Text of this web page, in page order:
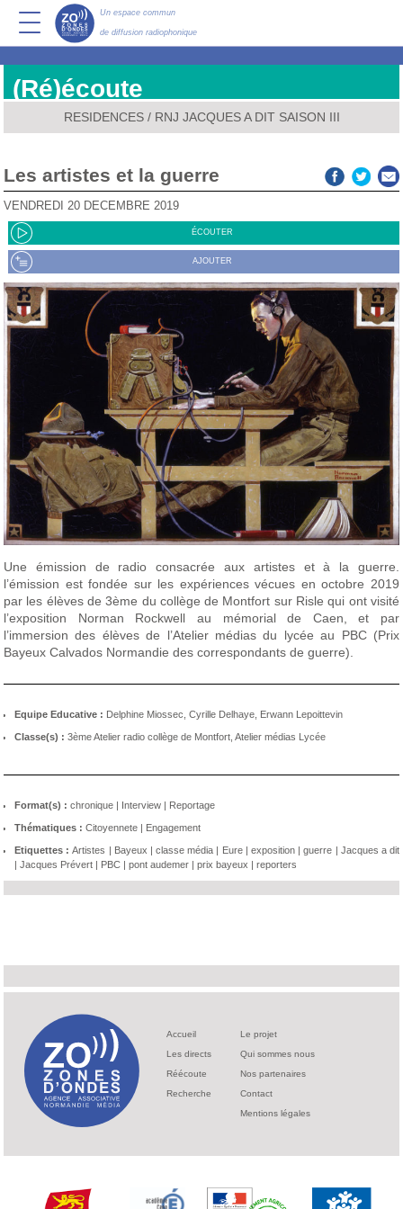
Un espace commun
de diffusion radiophonique
(Ré)écoute
RESIDENCES/ RNJ JACQUES A DIT SAISON III
Les artistes et la guerre
VENDREDI 20 DÉCEMBRE 2019
ÉCOUTER
AJOUTER
Une émission de radio consacrée aux artistes et à la guerre.
l’émission est fondée sur les expériences vécues en octobre 2019
par les élèves de 3ème du collège de Montfort sur Risle qui ont visité
l’exposition Norman Rockwell au mémorial de Caen, et par
l’immersion des élèves de l’Atelier médias du lycée au PBC (Prix
Bayeux Calvados Normandie des correspondants de guerre).
Equipe Educative : Delphine Miossec, Cyrille Delhaye, Erwann Lepoittevin
Classe(s) : 3ème Atelier radio collège de Montfort, Atelier médias Lycée
Format(s) : chronique | Interview | Reportage
Thématiques : Citoyennete | Engagement
Etiquettes :Artistes | Bayeux |classe média | Eure| exposition|guerre | Jacques a dit
| Jacques Prévert | PBC | pont audemer | prix bayeux | reporters
Accueil
Les directs
Réécoute
Recherche
Le projet
Qui sommes nous
Nos partenaires
Contact
Mentions légales